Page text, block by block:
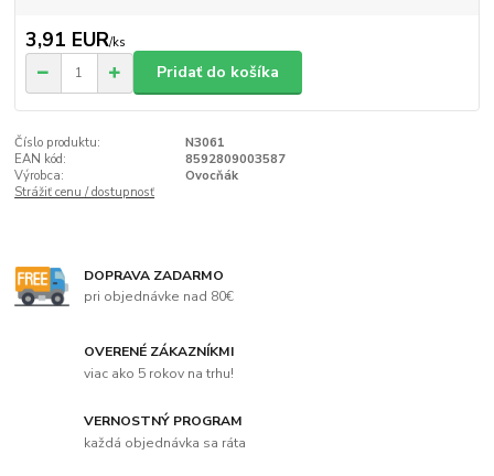
3,91 EUR/ks
Pridať do košíka
Číslo produktu:
N3061
EAN kód:
8592809003587
Výrobca:
Ovocňák
Strážiť cenu / dostupnosť
DOPRAVA ZADARMO
pri objednávke nad 80€
OVERENÉ ZÁKAZNÍKMI
viac ako 5 rokov na trhu!
VERNOSTNÝ PROGRAM
každá objednávka sa ráta